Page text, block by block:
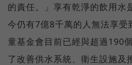
的責任。」享有乾淨的飲用水
今仍有7億8千萬的人無法享受
童基金會目前已經與超過190
了改善供水系統、衛生設施及